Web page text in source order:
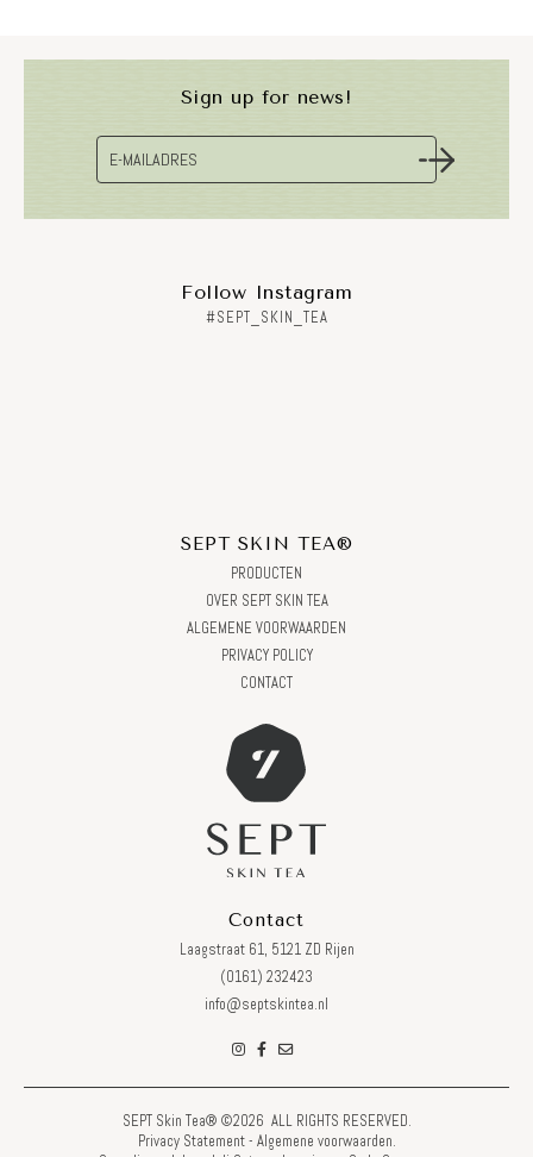
Sign up for news!
Follow Instagram
#SEPT_SKIN_TEA
SEPT SKIN TEA®
PRODUCTEN
OVER SEPT SKIN TEA
ALGEMENE VOORWAARDEN
PRIVACY POLICY
CONTACT
Contact
Laagstraat 61, 5121 ZD Rijen
(0161) 232423
info@septskintea.nl
SEPT Skin Tea® ©2026 ALL RIGHTS RESERVED.
Privacy Statement- Algemene voorwaarden.